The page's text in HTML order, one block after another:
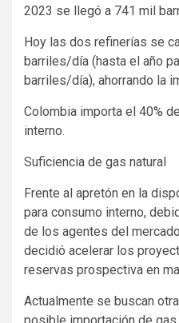
2023 se llegó a 741 mil
Hoy las dos refinerías se
barriles/día (hasta el año
barriles/día), ahorrando la
Colombia importa el 40%
interno.
Suficiencia de gas natural
Frente al apretón en la
para consumo interno,
de los agentes del
decidió acelerar los
reservas prospectiva en
Actualmente se buscan